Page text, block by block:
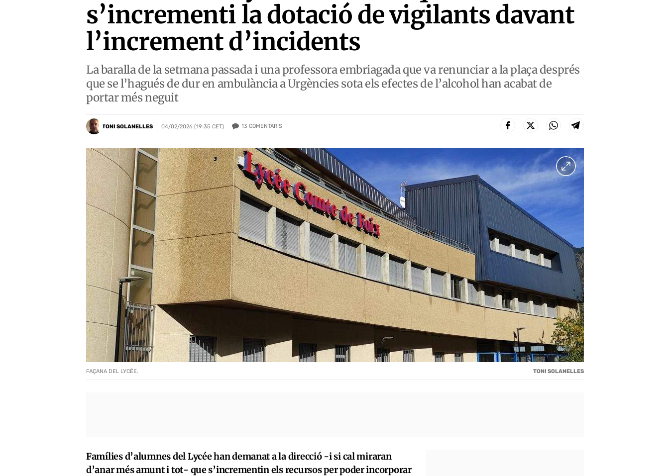
s’incrementi la dotació de vigilants davant
l’increment d’incidents
La baralla de la setmana passada i una professora embriagada que va renunciar a la plaça després
que se l’hagués de dur en ambulància a Urgències sota els efectes de l’alcohol han acabat de
portar més neguit
TONI SOLANELLES 04/02/2026 (19:35 CET) 13 COMENTARIS
FAÇANA DEL LYCÉE. TONI SOLANELLES
Famílies d’alumnes del Lycée han demanat a la direcció -i si cal miraran
d’anar més amunt i tot- que s’incrementin els recursos per poder incorporar